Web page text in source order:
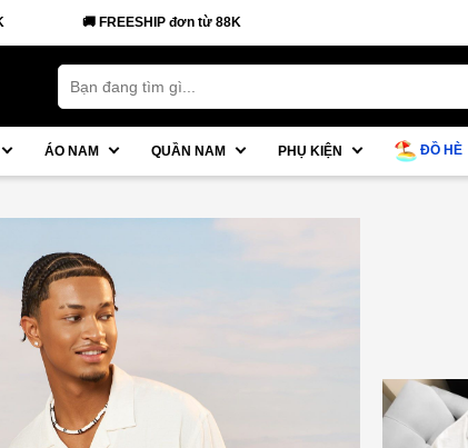
🚚 FREESHIP đơn từ 88K
ÁO NAM QUẦN NAM PHỤ KIỆN ĐỒ HÈ